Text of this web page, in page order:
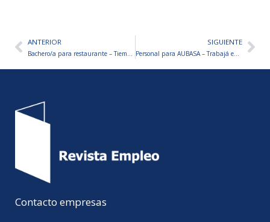
AntANTERIOR
Bachero/a para restaurante – Tiempo completo
SIGUIENTE
Personal para AUBASA – Trabajá en Autopistas de Buenos Aires
Contacto empresas